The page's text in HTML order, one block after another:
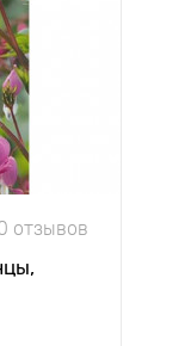
отзывов